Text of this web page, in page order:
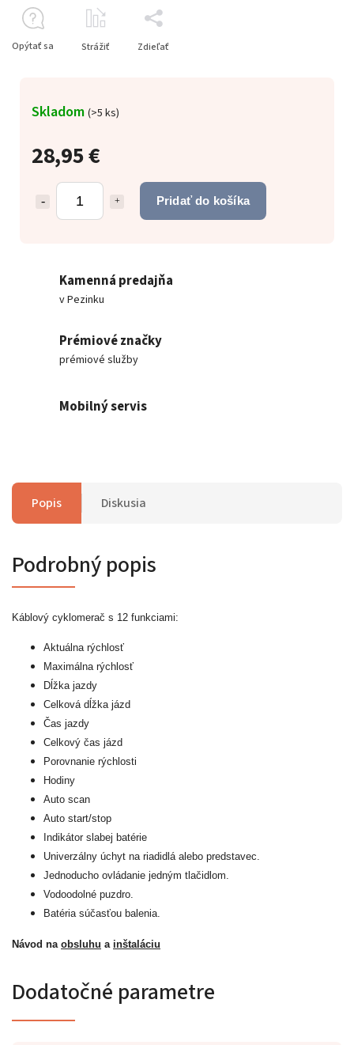
28,95 €
Pridať do košíka
Skladom (>5 ks)
Opýtať sa Strážiť Zdieľať
Kamenná predajňa
v Pezinku
Prémiové značky
prémiové služby
Mobilný servis
Popis Diskusia
Podrobný popis
Káblový cyklomerač s 12 funkciami:
Aktuálna rýchlosť
Maximálna rýchlosť
Dĺžka jazdy
Celková dĺžka jázd
Čas jazdy
Celkový čas jázd
Porovnanie rýchlosti
Hodiny
Auto scan
Auto start/stop
Indikátor slabej batérie
Univerzálny úchyt na riadidlá alebo predstavec.
Jednoducho ovládanie jedným tlačidlom.
Vodoodolné puzdro.
Batéria súčasťou balenia.
Návod na obsluhu a inštaláciu
Dodatočné parametre